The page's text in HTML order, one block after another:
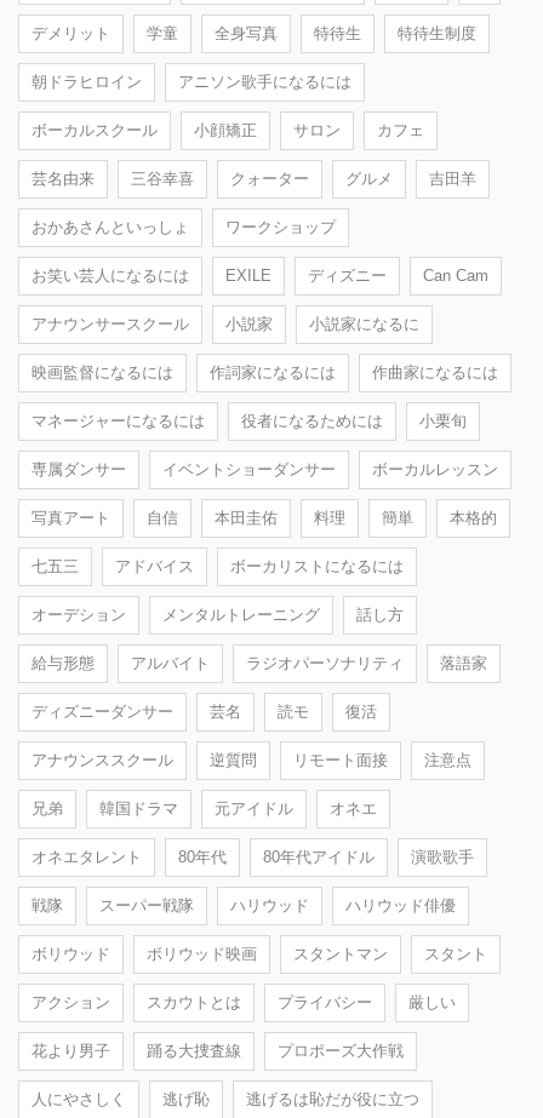
デメリット 学童 全身写真 特待生 特待生制度
朝ドラヒロイン アニソン歌手になるには
ボーカルスクール 小顔矯正 サロン カフェ
芸名由来 三谷幸喜 クォーター グルメ 吉田羊
おかあさんといっしょ ワークショップ
お笑い芸人になるには EXILE ディズニー Can Cam
アナウンサースクール 小説家 小説家になるに
映画監督になるには 作詞家になるには 作曲家になるには
マネージャーになるには 役者になるためには 小栗旬
専属ダンサー イベントショーダンサー ボーカルレッスン
写真アート 自信 本田圭佑 料理 簡単 本格的
七五三 アドバイス ボーカリストになるには
オーデション メンタルトレーニング 話し方
給与形態 アルバイト ラジオパーソナリティ 落語家
ディズニーダンサー 芸名 読モ 復活
アナウンススクール 逆質問 リモート面接 注意点
兄弟 韓国ドラマ 元アイドル オネエ
オネエタレント 80年代 80年代アイドル 演歌歌手
戦隊 スーパー戦隊 ハリウッド ハリウッド俳優
ボリウッド ボリウッド映画 スタントマン スタント
アクション スカウトとは プライバシー 厳しい
花より男子 踊る大捜査線 プロポーズ大作戦
人にやさしく 逃げ恥 逃げるは恥だが役に立つ